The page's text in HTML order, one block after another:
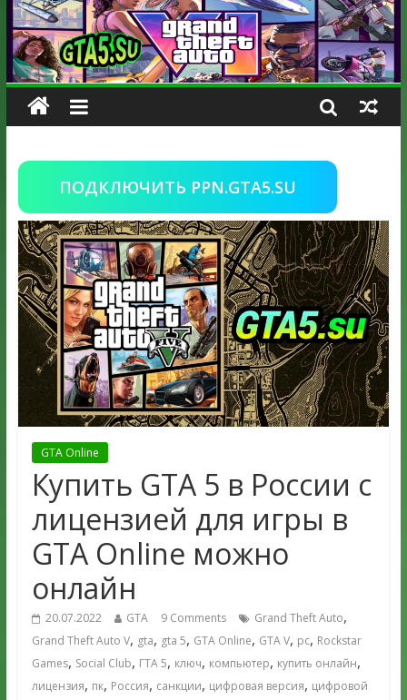
ПОДКЛЮЧИТЬ PPN.GTA5.SU
GTA Online
Купить GTA 5 в России с
лицензией для игры в
GTA Online можно
онлайн
20.07.2022 GTA 9 Comments Grand Theft Auto,
Grand Theft Auto V, gta, gta 5, GTA Online, GTA V, pc, Rockstar
Games, Social Club, ГТА 5, ключ, компьютер, купить онлайн,
лицензия, пк, Россия, санкции, цифровая версия, цифровой